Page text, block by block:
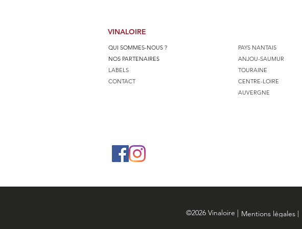
VINALOIRE
QUI SOMMES-NOUS ?
NOS PARTENAIRES
LABELS
CONTACT
PAYS NANTAIS
ANJOU-SAUMUR
TOURAINE
CENTRE-LOIRE
AUVERGNE
©2026 Vinaloire | Mentions légales |